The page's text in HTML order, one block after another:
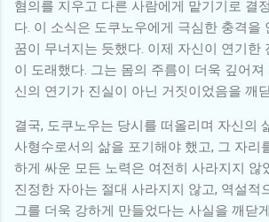
혐의를 지우고 다른 사람에게 맡기기로 결
다. 이 소식은 도쿠노우에게 극심한 충격을
꿈이 무너지는 듯했다. 이제 자신이 연기한
이 도래했다. 그는 몸의 주름이 더욱 깊어
신의 연기가 진실이 아닌 거짓이었음을 깨
결국, 도쿠노우는 당시를 떠올리며 자신의
사형수로서의 삶을 포기해야 했고, 그 자리
하게 싸운 모든 노력은 여전히 사라지지 않
진정한 자아는 절대 사라지지 않고, 역설적
그를 더욱 강하게 만들었다는 사실을 깨닫